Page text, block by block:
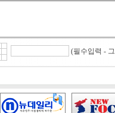
(필수입력 -